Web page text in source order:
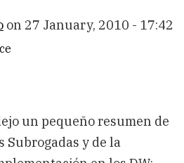
on 27 January, 2010 - 17:42
un pequeño resumen de
Subrogadas y de la